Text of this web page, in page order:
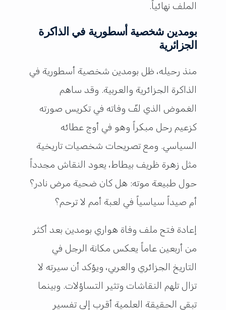
الملف نهائياً.
بومدين شخصية أسطورية في الذاكرة
الجزائرية
منذ رحيله، ظل بومدين شخصية أسطورية في
الذاكرة الجزائرية والعربية. وقد ساهم
الغموض الذي لفّ وفاته في تكريس صورته
كزعيم رحل مبكراً وهو في أوج عطائه
السياسي. ومع تصريحات شخصيات تاريخية
مثل زهرة ظريف بيطاط، يعود النقاش مجدداً
حول طبيعة موته: هل كان ضحية مرض نادر؟
أم صيداً سياسياً في لعبة أمم لا ترحم؟
إعادة فتح ملف وفاة هواري بومدين بعد أكثر
من أربعين عاماً يعكس مكانة الرجل في
التاريخ الجزائري والعربي، ويؤكد أن سيرته لا
تزال تلهم النقاشات وتثير التساؤلات. وبينما
تبقى الحقيقة العلمية أقرب إلى تفسير